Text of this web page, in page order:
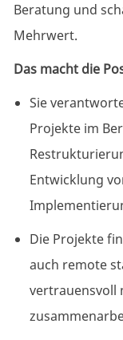
Beratung und
Mehrwert.
Das macht die
Sie
Projekte im
Entwicklung
Die Projekte
auch remote
vertrauensvoll